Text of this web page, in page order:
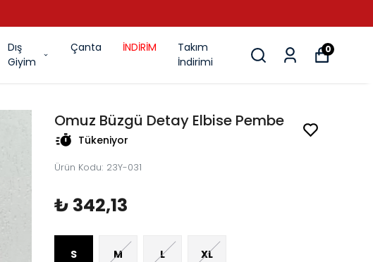
Dış
Giyim
Çanta İNDİRİM
Takım
İndirimi
0
Omuz Büzgü Detay Elbise Pembe
Tükeniyor
Ürün Kodu: 23Y-031
₺ 342,13
S M L XL